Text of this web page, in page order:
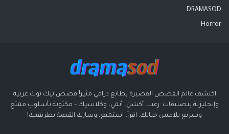
DRAMASOD
Horror
اكتشف عالم القصص القصيرة بطابع درامي مثير! قصص تيك توك عربية
وإنجليزية بتصنيفات: رعب، أكشن، أنمي، وكلاسيك – مكتوبة بأسلوب ممتع
وسريع يلامس خيالك. اقرأ، استمتع، وشارك القصة بطريقتك!